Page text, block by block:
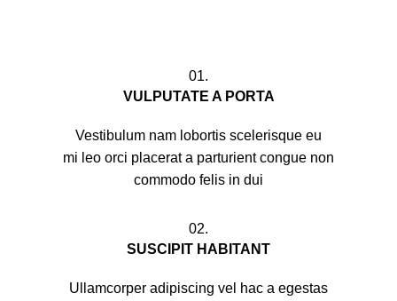
01.
VULPUTATE A PORTA
Vestibulum nam lobortis scelerisque eu
mi leo orci placerat a parturient congue non
commodo felis in dui
02.
SUSCIPIT HABITANT
Ullamcorper adipiscing vel hac a egestas